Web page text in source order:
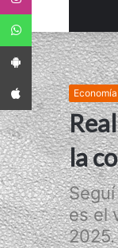
Economía
la
es el
2025.
App Android
App iPhone